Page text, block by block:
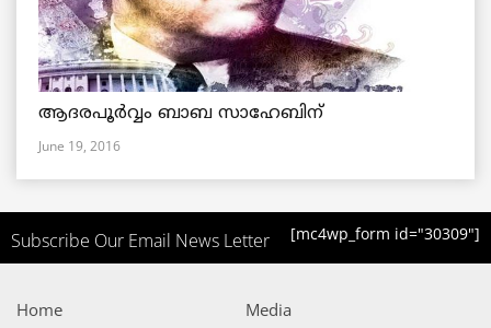
ആദരപൂര്‍വ്വം ബാബ സാഹേബിന്
June 19, 2016
Subscribe Our Email News Letter [mc4wp_form id="30309"]
Home
Media